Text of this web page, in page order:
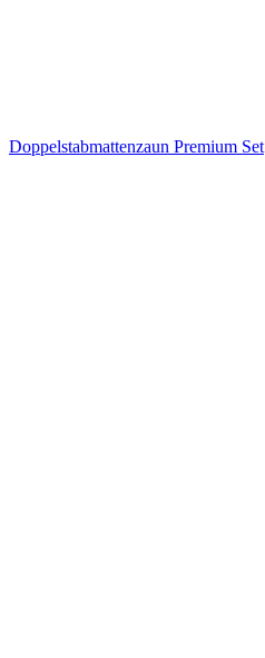
Doppelstabmattenzaun Premium Set